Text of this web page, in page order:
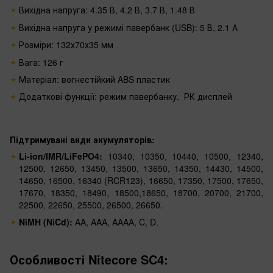
Вихідна напруга: 4.35 В, 4.2 В, 3.7 В, 1.48 В
Вихідна напруга у режимі павербанк (USB): 5 В, 2.1 А
Розміри: 132х70х35 мм
Вага: 126 г
Матеріал: вогнестійкий ABS пластик
Додаткові функції: режим павербанку, РК дисплей
Підтримувані види акумуляторів:
Li-ion/IMR/LiFePO4: 10340, 10350, 10440, 10500, 12340,
12500, 12650, 13450, 13500, 13650, 14350, 14430, 14500,
14650, 16500, 16340 (RCR123), 16650, 17350, 17500, 17650,
17670, 18350, 18490, 18500,18650, 18700, 20700, 21700,
22500, 22650, 25500, 26500, 26650.
NiMH (NiCd): AA, AAA, AAAA, C, D.
Особливості Nitecore SC4: